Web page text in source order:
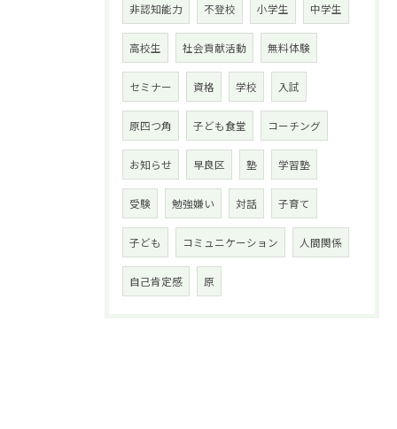
非認知能力 不登校 小学生 中学生
高校生 社会貢献活動 無料体験
セミナー 資格 学校 入試
原四つ角 子ども食堂 コーチング
お知らせ 早良区 塾 学習塾
受験 勉強嫌い 対話 子育て
子ども コミュニケーション 人間関係
自己肯定感 原